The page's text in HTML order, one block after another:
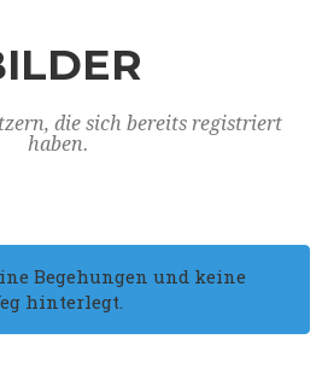
die sich bereits registriert
haben.
Begehungen und keine
hinterlegt.